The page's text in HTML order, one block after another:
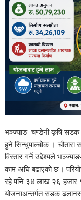
भञ्ज्याङ–चण्डेनी कृषि सडक
हुने सिन्धुपाल्चोक । चौतारा
विस्तार गर्ने उद्देश्यले
काम अघि बढाएको छ।
रहे पनि ३४ लाख २६ हजार
योजनाअन्तर्गत सडक